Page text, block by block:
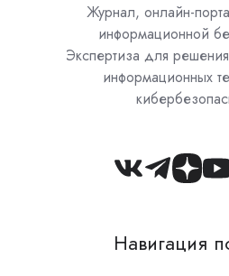
Журнал, онлайн-
информационной
Экспертиза для
информационных
Навигация